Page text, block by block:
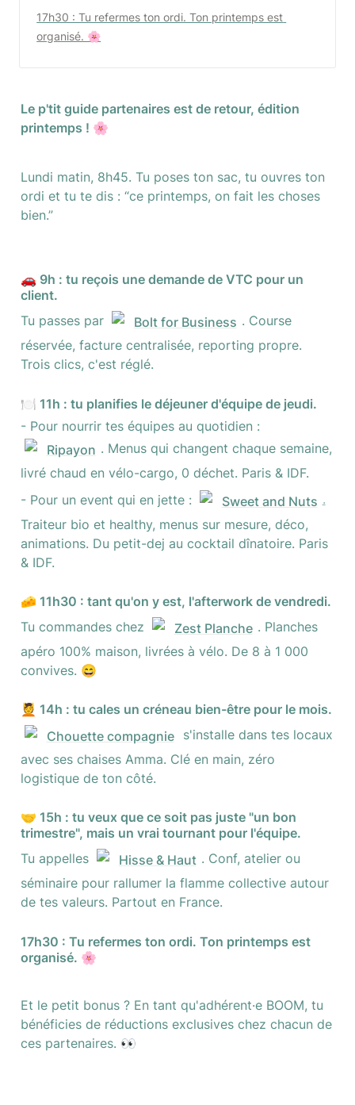
17h30 : Tu refermes ton ordi. Ton printemps est
organisé. 🌸
Le p'tit guide partenaires est de retour, édition
printemps ! 🌸
Lundi matin, 8h45. Tu poses ton sac, tu ouvres ton
ordi et tu te dis : “ce printemps, on fait les choses
bien.”
🚗 9h : tu reçois une demande de VTC pour un
client.
Tu passes par
Bolt for Business . Course
réservée, facture centralisée, reporting propre.
Trois clics, c'est réglé.
🍽️ 11h : tu planifies le déjeuner d'équipe de jeudi.
- Pour nourrir tes équipes au quotidien :
Ripayon . Menus qui changent chaque semaine,
livré chaud en vélo-cargo, 0 déchet. Paris & IDF.
- Pour un event qui en jette :
Sweet and Nuts .
Traiteur bio et healthy, menus sur mesure, déco,
animations. Du petit-dej au cocktail dînatoire. Paris
& IDF.
🧀 11h30 : tant qu'on y est, l'afterwork de vendredi.
Tu commandes chez
Zest Planche . Planches
apéro 100% maison, livrées à vélo. De 8 à 1 000
convives. 😄
💆 14h : tu cales un créneau bien-être pour le mois.
Chouette compagnie
s'installe dans tes locaux
avec ses chaises Amma. Clé en main, zéro
logistique de ton côté.
🤝 15h : tu veux que ce soit pas juste "un bon
trimestre", mais un vrai tournant pour l'équipe.
Tu appelles
Hisse & Haut . Conf, atelier ou
séminaire pour rallumer la flamme collective autour
de tes valeurs. Partout en France.
17h30 : Tu refermes ton ordi. Ton printemps est
organisé. 🌸
Et le petit bonus ? En tant qu'adhérent·e BOOM, tu
bénéficies de réductions exclusives chez chacun de
ces partenaires. 👀